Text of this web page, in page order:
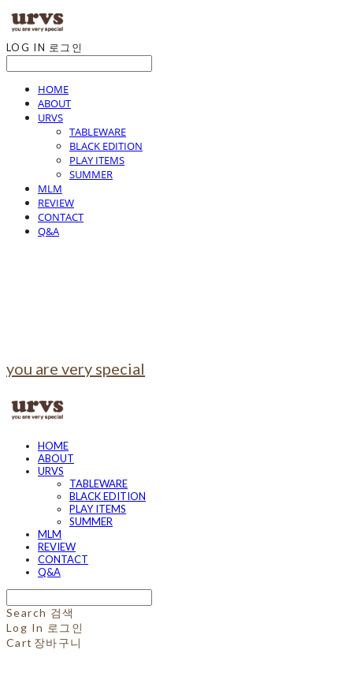
LOG IN 로그인
HOME
ABOUT
URVS
TABLEWARE
BLACK EDITION
PLAY ITEMS
SUMMER
MLM
REVIEW
CONTACT
Q&A
you are very special
HOME
ABOUT
URVS
TABLEWARE
BLACK EDITION
PLAY ITEMS
SUMMER
MLM
REVIEW
CONTACT
Q&A
Search 검색
Log In 로그인
Cart 장바구니